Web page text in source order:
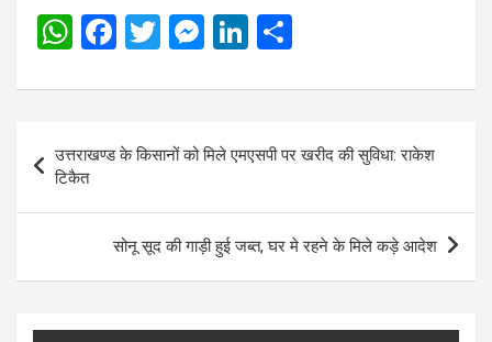
W
at
A
p
F
ce
b
o
o
k
T
tt
er
M
se
n
g
er
Li
ke
dI
n
ar
navigation
उत्तराखण्ड के किसानों को मिले एमएसपी पर खरीद की सुविधा: राकेश
टिकैत
सोनू सूद की गाड़ी हुई जब्त, घर मे रहने के मिले कड़े आदेश